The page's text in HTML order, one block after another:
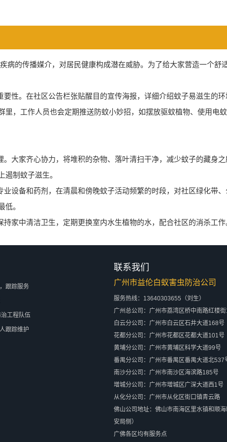
病的传播媒介，对居民健康构成潜在威胁。为了给大家营造一个舒
性。在社区公告栏张贴醒目的宣传海报，详细介绍蚊子易滋生的
，工作人员也会定期推送防蚊小妙招，如摆放驱蚊植物、使用电
大家齐心协力，将堆积的杂物、落叶清扫干净，减少蚊子的藏身
制蚊子滋生。
设备和药剂，在清晨和傍晚蚊子活动频繁的时段，对社区绿化带
。
家中清洁卫生，定期更换室内水生植物的水， 配合社区的消杀工作
跟踪服务
工程队伍
跟踪维护
联系我们
广州市益伦白蚁害虫防治公司
服务热线：13640303655（刘生）
广州总公司：广州市荔湾区桥中南路红楼
白云分公司：广州市白云区石井大道168号
花都分公司：广州市花都区花都大道101号
黄埔分公司：广州市黄埔区科学大道99号
番禺分公司：广州市番禺区番禺大道北537
南沙分公司：广州市南沙区海滨路185号
增城分公司：广州市增城区广深大道西1号
从化分公司：广州市从化区街口镇青云路
佛山公司地址：佛山市南海区里水镇和顺
安局侧）
广佛各区均有服务点